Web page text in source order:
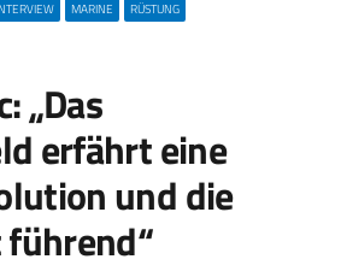
MARINE RÜSTUNG
„Das
erfährt eine
und die